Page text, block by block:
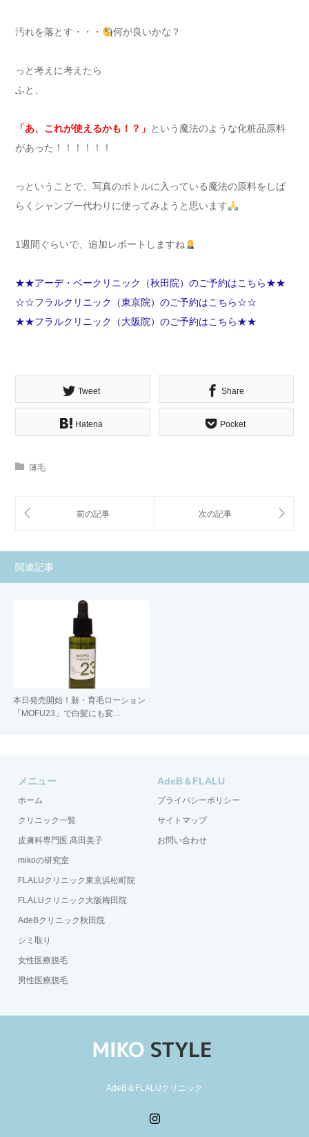
汚れを落とす・・・ 何が良いかな？
っと考えに考えたら
ふと、
「あ、これが使えるかも！？」 という魔法のような化粧品原料
があった！！！！！！
っということで、写真のボトルに入っている魔法の原料をしば
らくシャンプー代わりに使ってみようと思います
1週間ぐらいで、追加レポートしますね
★★アーデ・ベークリニック（秋田院）のご予約はこちら★★
☆☆フラルクリニック（東京院）のご予約はこちら☆☆
★★フラルクリニック（大阪院）のご予約はこちら★★
Tweet Share
Hatena Pocket
薄毛
関連記事
本日発売開始！新・育毛ローション
「MOFU23」で白髪にも変…
メニュー
ホーム
クリニック一覧
皮膚科専門医 髙田美子
mikoの研究室
FLALUクリニック東京浜松町院
FLALUクリニック大阪梅田院
AdeBクリニック秋田院
シミ取り
女性医療脱毛
男性医療脱毛
AdeB＆FLALU
プライバシーポリシー
サイトマップ
お問い合わせ
AdeB＆FLALUクリニック